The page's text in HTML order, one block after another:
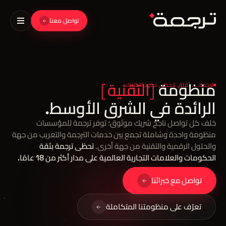
تواصل معنا
ترجمة.... آفاق تتخطى حدود الكلمات
منظومة[ا]
الرائدة في الشرق الأوسط.
خلف كل تواصل ناجح شريك موثوق؛ توفر ترجمة للمؤسسات
منظومة واحدة وشاملة تجمع بين خدمات الترجمة والتعريب من جهة
والحلول الرقمية والتقنية من جهة أخرى.تحظى ترجمة بثقة
الحكومات والعلامات التجارية العالمية على مدار أكثر من 18 عامًا.
تواصل مع خبرائنا
تعرّف على منظومتنا المتكاملة